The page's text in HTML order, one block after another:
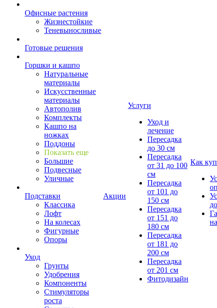
Офисные растения
Жизнестойкие
Теневыносливые
Готовые решения
Горшки и кашпо
Натуральные
материалы
Искусственные
материалы
Автополив
Комплекты
Кашпо на
ножках
Поддоны
Показать еще
Большие
Подвесные
Уличные
Подставки
Классика
Лофт
На колесах
Фигурные
Опоры
Уход
Грунты
Удобрения
Компоненты
Стимуляторы
роста
Акции
Услуги
Уход и
лечение
Пересадка
до 30 см
Пересадка
от 31 до 100
см
Пересадка
от 101 до
150 см
Пересадка
от 151 до
180 см
Пересадка
от 181 до
200 см
Пересадка
от 201 см
Фитодизайн
Как